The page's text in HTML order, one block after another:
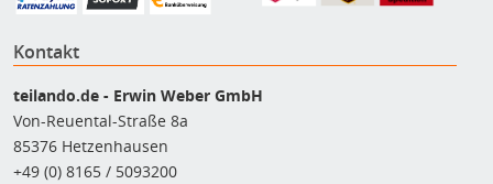
Kontakt
teilando.de - Erwin Weber GmbH
Von-Reuental-Straße 8a
85376 Hetzenhausen
+49 (0) 8165 / 5093200